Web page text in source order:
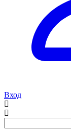
Вход